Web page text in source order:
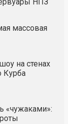
массовая
на стенах
Курба
«чужаками»: